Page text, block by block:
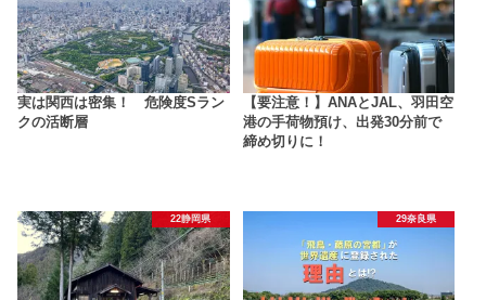
実は関西は密集！ 危険度Sラン
クの活断層
【要注意！】ANAとJAL、羽田空
港の手荷物預け、出発30分前で
締め切りに！
22静岡県 29奈良県